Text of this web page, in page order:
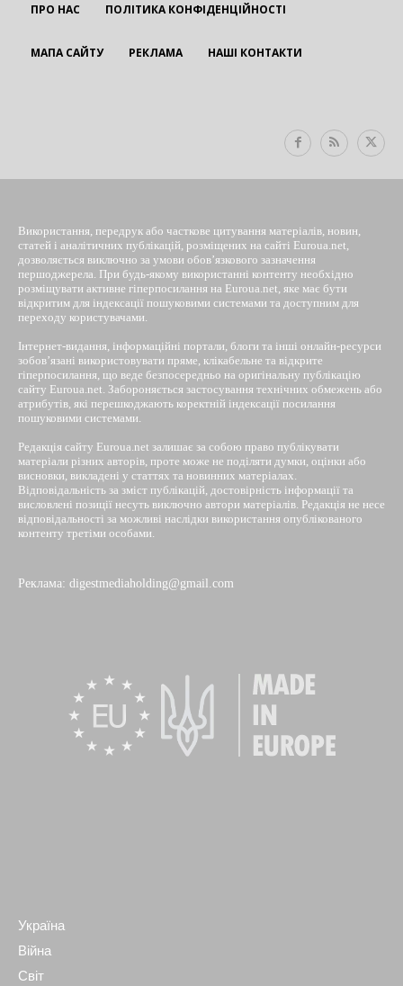
ПРО НАС ПОЛІТИКА КОНФІДЕНЦІЙНОСТІ
МАПА САЙТУ РЕКЛАМА НАШІ КОНТАКТИ
Використання, передрук або часткове цитування матеріалів, новин,
статей і аналітичних публікацій, розміщених на сайті Euroua.net,
дозволяється виключно за умови обов’язкового зазначення
першоджерела. При будь-якому використанні контенту необхідно
розміщувати активне гіперпосилання на Euroua.net, яке має бути
відкритим для індексації пошуковими системами та доступним для
переходу користувачами.
Інтернет-видання, інформаційні портали, блоги та інші онлайн-ресурси
зобов’язані використовувати пряме, клікабельне та відкрите
гіперпосилання, що веде безпосередньо на оригінальну публікацію
сайту Euroua.net. Забороняється застосування технічних обмежень або
атрибутів, які перешкоджають коректній індексації посилання
пошуковими системами.
Редакція сайту Euroua.net залишає за собою право публікувати
матеріали різних авторів, проте може не поділяти думки, оцінки або
висновки, викладені у статтях та новинних матеріалах.
Відповідальність за зміст публікацій, достовірність інформації та
висловлені позиції несуть виключно автори матеріалів. Редакція не несе
відповідальності за можливі наслідки використання опублікованого
контенту третіми особами.
Реклама: digestmediaholding@gmail.com
Україна
Війна
Світ